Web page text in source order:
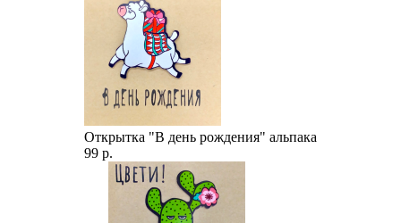
Открытка "В день рождения" альпака
99 р.